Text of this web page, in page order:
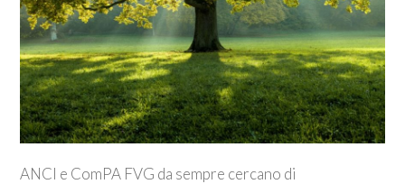
ANCI e ComPA FVG da sempre cercano di